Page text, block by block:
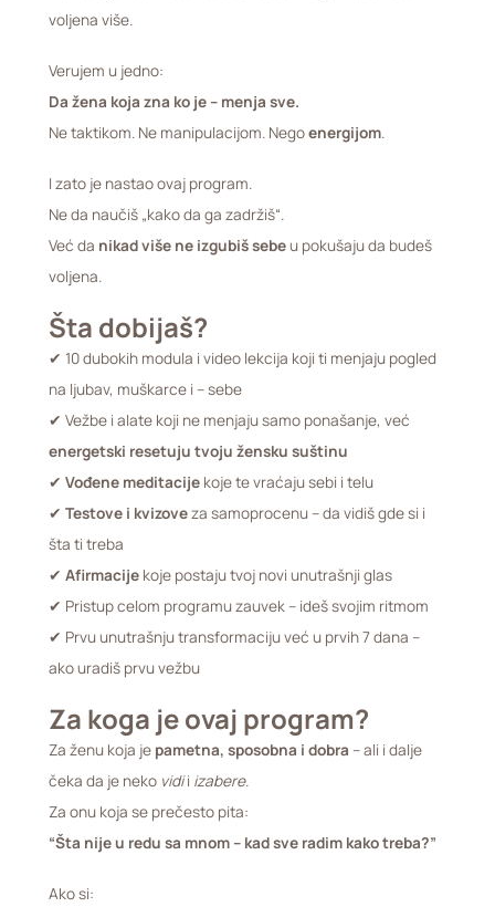
voljena više.
Verujem u jedno:
Da žena koja zna ko je – menja sve.
Ne taktikom. Ne manipulacijom. Negoenergijom.
I zato je nastao ovaj program.
Ne da naučiš „kako da ga zadržiš“.
Već da nikad više ne izgubiš sebeu pokušaju da budeš
voljena.
Šta dobijaš?
✔ 10 dubokih modula i video lekcija koji ti menjaju pogled
na ljubav, muškarce i – sebe
✔ Vežbe i alate koji ne menjaju samo ponašanje, već
energetski resetuju tvoju žensku suštinu
✔ Vođene meditacije koje te vraćaju sebi i telu
✔ Testove i kvizoveza samoprocenu – da vidiš gde si i
šta ti treba
✔ Afirmacije koje postaju tvoj novi unutrašnji glas
✔ Pristup celom programu zauvek – ideš svojim ritmom
✔ Prvu unutrašnju transformaciju već u prvih 7 dana –
ako uradiš prvu vežbu
Za koga je ovaj program?
Za ženu koja je pametna, sposobna i dobra – ali i dalje
čeka da je neko vidii izabere.
Za onu koja se prečesto pita:
“Šta nije u redu sa mnom – kad sve radim kako treba?”
Ako si: